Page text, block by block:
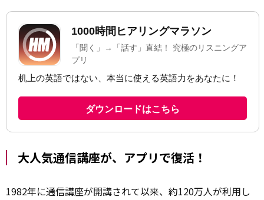
大人気通信講座が、アプリで復活！
1982年に通信講座が開講されて以来、約120万人が利用し